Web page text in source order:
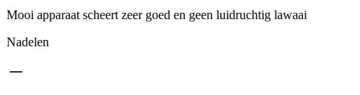
Mooi apparaat scheert zeer goed en geen luidruchtig lawaai
Nadelen